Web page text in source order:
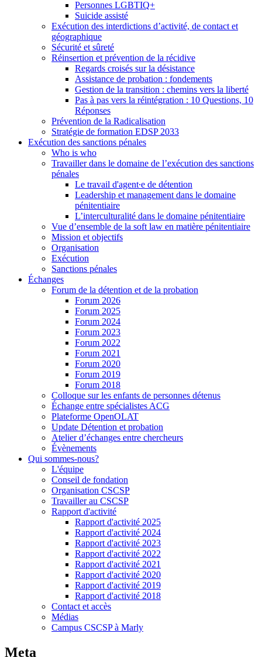
Personnes LGBTIQ+
Suicide assisté
Exécution des interdictions d’activité, de contact et
géographique
Sécurité et sûreté
Réinsertion et prévention de la récidive
Regards croisés sur la désistance
Assistance de probation : fondements
Gestion de la transition : chemins vers la liberté
Pas à pas vers la réintégration : 10 Questions, 10
Réponses
Prévention de la Radicalisation
Stratégie de formation EDSP 2033
Exécution des sanctions pénales
Who is who
Travailler dans le domaine de l’exécution des sanctions
pénales
Le travail d'agent∙e de détention
Leadership et management dans le domaine
pénitentiaire
L’interculturalité dans le domaine pénitentiaire
Vue d’ensemble de la soft law en matière pénitentiaire
Mission et objectifs
Organisation
Exécution
Sanctions pénales
Échanges
Forum de la détention et de la probation
Forum 2026
Forum 2025
Forum 2024
Forum 2023
Forum 2022
Forum 2021
Forum 2020
Forum 2019
Forum 2018
Colloque sur les enfants de personnes détenus
Échange entre spécialistes ACG
Plateforme OpenOLAT
Update Détention et probation
Atelier d’échanges entre chercheurs
Évènements
Qui sommes-nous?
L'équipe
Conseil de fondation
Organisation CSCSP
Travailler au CSCSP
Rapport d'activité
Rapport d'activité 2025
Rapport d'activité 2024
Rapport d'activité 2023
Rapport d'activité 2022
Rapport d'activité 2021
Rapport d'activité 2020
Rapport d'activité 2019
Rapport d'activité 2018
Contact et accès
Médias
Campus CSCSP à Marly
Meta